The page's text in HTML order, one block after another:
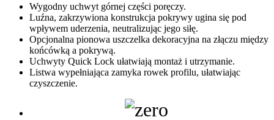
Wygodny uchwyt górnej części poręczy.
Luźna, zakrzywiona konstrukcja pokrywy ugina się pod
wpływem uderzenia, neutralizując jego siłę.
Opcjonalna pionowa uszczelka dekoracyjna na złączu między
końcówką a pokrywą.
Uchwyty Quick Lock ułatwiają montaż i utrzymanie.
Listwa wypełniająca zamyka rowek profilu, ułatwiając
czyszczenie.